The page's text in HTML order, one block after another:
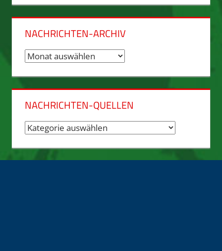
NACHRICHTEN-ARCHIV
Nachrichten-
NACHRICHTEN-QUELLEN
Nachrichten-